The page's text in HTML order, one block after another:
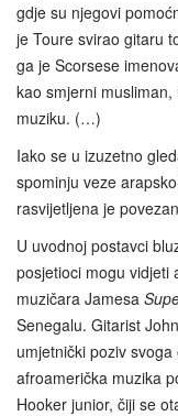
gdje su njegovi
je Toure svirao gitaru
ga je Scorsese
kao smjerni
muziku. (…)
Iako se u izuzetno
spominju veze
rasvijetljena je
U uvodnoj postavci
posjetioci mogu vidjeti
muzičara Jamesa
Senegalu. Gitarist
umjetnički poziv
afroamerička muzika
Hooker junior, čiji se